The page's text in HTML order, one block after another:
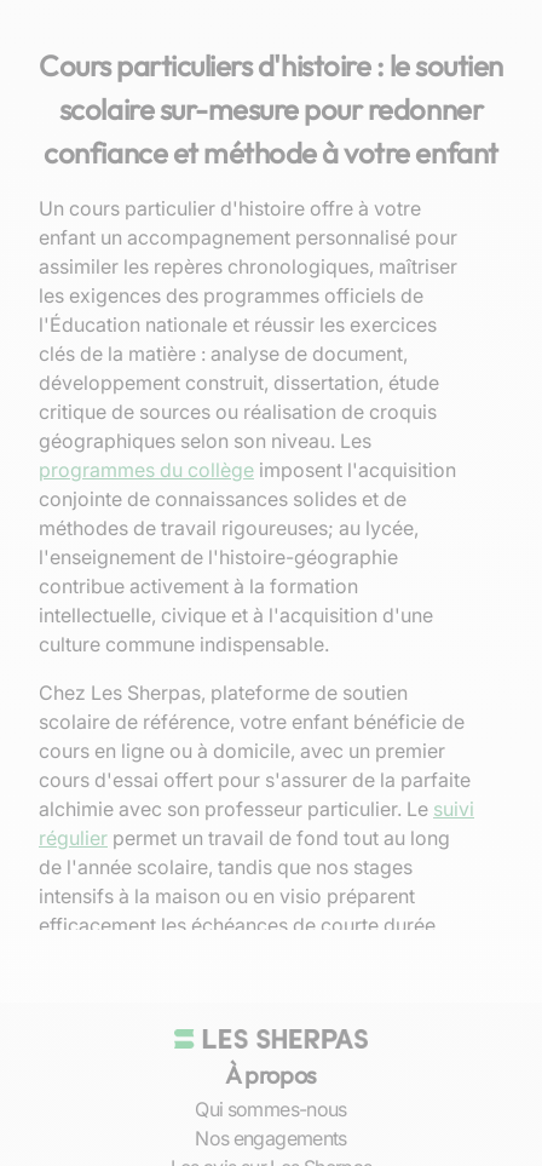
Cours particuliers d'histoire : le soutien
scolaire sur-mesure pour redonner
confiance et méthode à votre enfant
Un cours particulier d'histoire offre à votre
enfant un accompagnement personnalisé pour
assimiler les repères chronologiques, maîtriser
les exigences des programmes officiels de
l'Éducation nationale et réussir les exercices
clés de la matière : analyse de document,
développement construit, dissertation, étude
critique de sources ou réalisation de croquis
géographiques selon son niveau. Les
programmes du collège imposent l'acquisition
conjointe de connaissances solides et de
méthodes de travail rigoureuses; au lycée,
l'enseignement de l'histoire-géographie
contribue activement à la formation
intellectuelle, civique et à l'acquisition d'une
culture commune indispensable.
Chez Les Sherpas, plateforme de soutien
scolaire de référence, votre enfant bénéficie de
cours en ligne ou à domicile, avec un premier
cours d'essai offert pour s'assurer de la parfaite
alchimie avec son professeur particulier. Le suivi
régulier permet un travail de fond tout au long
de l'année scolaire, tandis que nos stages
intensifs à la maison ou en visio préparent
efficacement les échéances de courte durée
Pourquoi choisir des cours
particuliers d'histoire pour votre
À propos
Qui sommes-nous
Nos engagements